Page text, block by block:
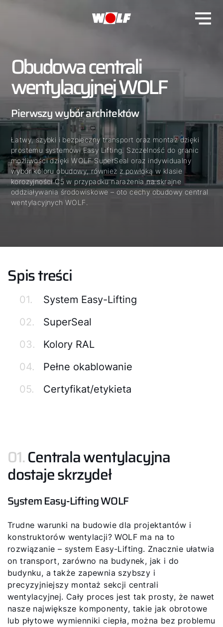
Obudowa centrali
wentylacyjnej WOLF
Pierwszy wybór architektów
Łatwy, szybki i bezpieczny transport oraz montaż dzięki
prostemu systemowi Easy Lifting. Szczelność do granic
możliwości dzięki WOLF SuperSeal oraz indywidualny
wybór koloru obudowy, również z powłoką w klasie
korozyjności C5 w przypadku narażenia na skrajne
oddziaływania środowiskowe – oto cechy obudowy central
wentylacyjnych WOLF.
Spis treści
01.
System Easy-Lifting
02.
SuperSeal
03.
Kolory RAL
04.
Pełne okablowanie
05.
Certyfikat/etykieta
01.Centrala wentylacyjna
dostaje skrzydeł
System Easy-Lifting WOLF
Trudne warunki na budowie dla projektantów i
konstruktorów wentylacji? WOLF ma na to
rozwiązanie – system Easy-Lifting. Znacznie ułatwia
on transport, zarówno na budynek, jak i do
budynku, a także zapewnia szybszy i
precyzyjniejszy montaż sekcji centrali
wentylacyjnej. Cały proces jest tak prosty, że nawet
nasze największe komponenty, takie jak obrotowe
lub płytowe wymienniki ciepła, można bez problemu